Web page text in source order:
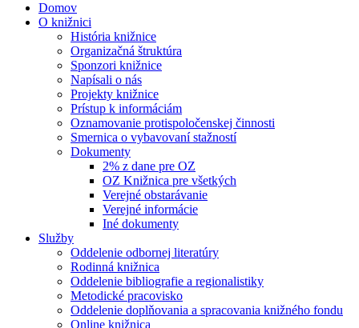
Domov
O knižnici
História knižnice
Organizačná štruktúra
Sponzori knižnice
Napísali o nás
Projekty knižnice
Prístup k informáciám
Oznamovanie protispoločenskej činnosti
Smernica o vybavovaní stažností
Dokumenty
2% z dane pre OZ
OZ Knižnica pre všetkých
Verejné obstarávanie
Verejné informácie
Iné dokumenty
Služby
Oddelenie odbornej literatúry
Rodinná knižnica
Oddelenie bibliografie a regionalistiky
Metodické pracovisko
Oddelenie doplňovania a spracovania knižného fondu
Online knižnica